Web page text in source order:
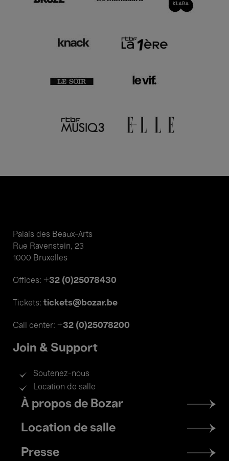
Palais des Beaux-Arts
Rue Ravenstein, 23
1000 Bruxelles
Offices: +32 (0)25078430
Tickets: tickets@bozar.be
Call center: +32 (0)25078200
Join & Support
Soutenez-nous
Location de salle
Footer
menu
À propos de Bozar
Location de salle
Presse